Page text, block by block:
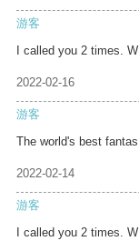
游客
I called you 2 times. W
2022-02-16
游客
The world's best fantas
2022-02-14
游客
I called you 2 times. W